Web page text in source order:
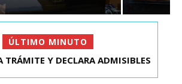
ÚLTIMO MINUTO
LAVÍN SALIÓ DE CAPITÁN YÁBER
Y DECLARA ADMISIBLES